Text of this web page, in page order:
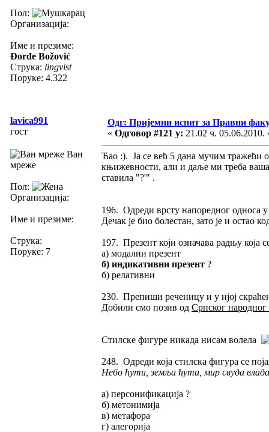
Пол:
Организација:
Име и презиме:
Đorđe Božović
Струка: lingvist
Поруке: 4.322
lavica991
гост
Ван
мреже
Пол:
Организација:
Име и презиме:
Струка:
Поруке: 7
Одг: Пријемни испит за Правни
« Одговор #121 у: 21.02 ч. 05.06.2010.
Ћао :). Ја се већ 5 дана мучим тражећи
књижевности, али и даље ми треба
ставила "?'" .
196. Одреди врсту напоредног односа
Дечак је био болестан, зато је и остао
197. Презент који означава радњу која
а) модални презент
б) индикативни презент ?
б) релативни
230. Препиши реченицу и у нјој
Добили смо позив од Српског
Стилске фигуре никада нисам волела
248. Одреди која стилска фигура се
Небо ћути, земља ћути, мир свуда
а) персонификација ?
б) метонимија
в) метафора
г) алегорија